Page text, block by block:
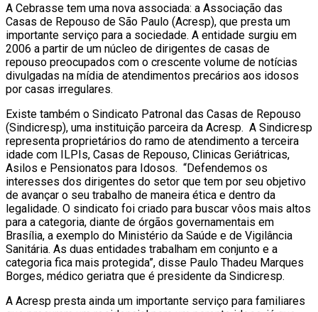
A Cebrasse tem uma nova associada: a Associação das
Casas de Repouso de São Paulo (Acresp), que presta um
importante serviço para a sociedade. A entidade surgiu em
2006 a partir de um núcleo de dirigentes de casas de
repouso preocupados com o crescente volume de notícias
divulgadas na mídia de atendimentos precários aos idosos
por casas irregulares.
Existe também o Sindicato Patronal das Casas de Repouso
(Sindicresp), uma instituição parceira da Acresp. A Sindicresp
representa proprietários do ramo de atendimento a terceira
idade com ILPIs, Casas de Repouso, Clinicas Geriátricas,
Asilos e Pensionatos para Idosos. “Defendemos os
interesses dos dirigentes do setor que tem por seu objetivo
de avançar o seu trabalho de maneira ética e dentro da
legalidade. O sindicato foi criado para buscar vôos mais altos
para a categoria, diante de órgãos governamentais em
Brasília, a exemplo do Ministério da Saúde e de Vigilância
Sanitária. As duas entidades trabalham em conjunto e a
categoria fica mais protegida”, disse Paulo Thadeu Marques
Borges, médico geriatra que é presidente da Sindicresp.
A Acresp presta ainda um importante serviço para familiares